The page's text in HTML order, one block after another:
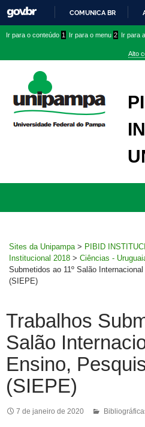
COMUNICA BR
conteúdo
menu
superior
menu
Ir para o conteúdo 1 Ir para o menu 2 Ir para
Alto
Sites da Unipampa > PIBID
Institucional 2018 > Ciências -
Submetidos ao 11º Salão
(SIEPE)
Trabalhos
Salão
Ensino,
(SIEPE)
7 de janeiro de 2020